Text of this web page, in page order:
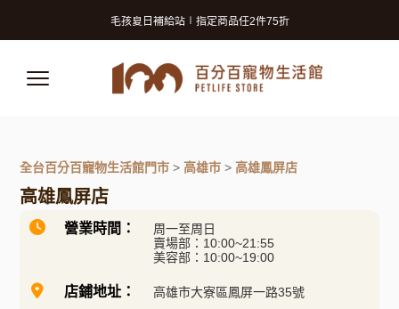
全台百分百寵物生活館門市 >高雄市>高雄鳳屏店
高雄鳳屏店
營業時間：
周一至周日
賣場部：10:00~21:55
美容部：10:00~19:00
店鋪地址： 高雄市大寮區鳳屏一路35號
毛孩夏日補給站∣指定商品任2件75折
獸醫師推薦的寵物保險! 守護毛孩再升級!